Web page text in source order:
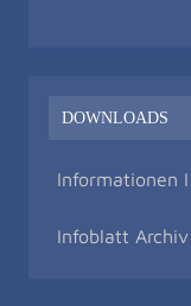
DOWNLOADS
Informationen
Infoblatt Archiv